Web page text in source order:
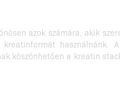
azok számára, akik
köszönhetően a kreatin